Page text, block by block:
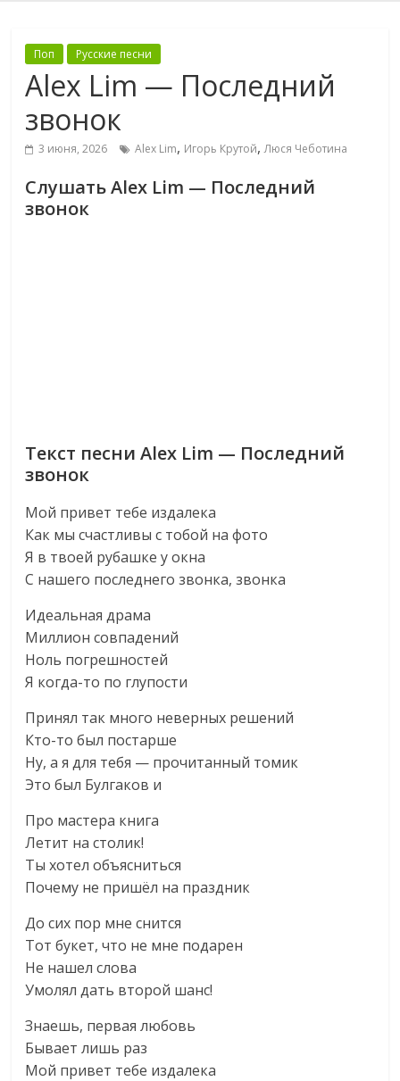
Поп Русские песни
Alex Lim — Последний
звонок
3 июня, 2026 Alex Lim, Игорь Крутой,Люся Чеботина
Слушать Alex Lim — Последний
звонок
Текст песни Alex Lim — Последний
звонок
Мой привет тебе издалека
Как мы счастливы с тобой на фото
Я в твоей рубашке у окна
С нашего последнего звонка, звонка
Идеальная драма
Миллион совпадений
Ноль погрешностей
Я когда-то по глупости
Принял так много неверных решений
Кто-то был постарше
Ну, а я для тебя — прочитанный томик
Это был Булгаков и
Про мастера книга
Летит на столик!
Ты хотел объясниться
Почему не пришёл на праздник
До сих пор мне снится
Тот букет, что не мне подарен
Не нашел слова
Умолял дать второй шанс!
Знаешь, первая любовь
Бывает лишь раз
Мой привет тебе издалека